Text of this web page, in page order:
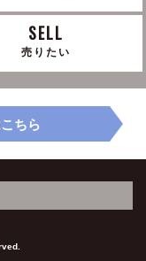
SELL
売りたい
ちら